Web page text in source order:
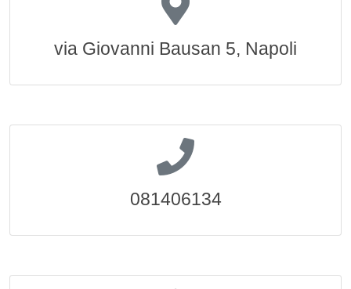
via Giovanni Bausan 5, Napoli
081406134